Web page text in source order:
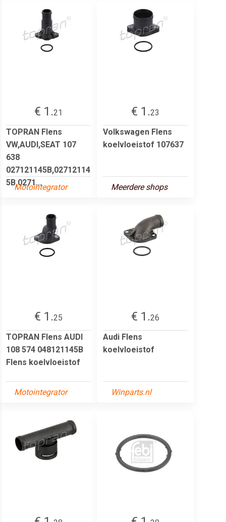
€ 1.21
TOPRAN Flens
VW,AUDI,SEAT 107
638
027121145B,02712114
5B,0271...
Motointegrator
€ 1.23
Volkswagen Flens
koelvloeistof 107637
Meerdere shops
€ 1.25
TOPRAN Flens AUDI
108 574 048121145B
Flens koelvloeistof
Motointegrator
€ 1.26
Audi Flens
koelvloeistof
Winparts.nl